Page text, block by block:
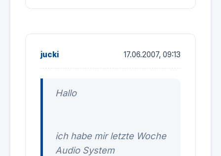
jucki 17.06.2007, 09:13
Hallo
ich habe mir letzte Woche
Audio System